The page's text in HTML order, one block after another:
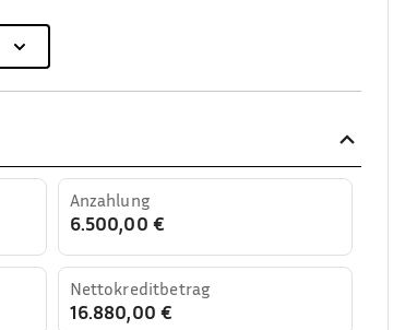
Anzahlung
6.500,00 €
Nettokreditbetrag
16.880,00 €